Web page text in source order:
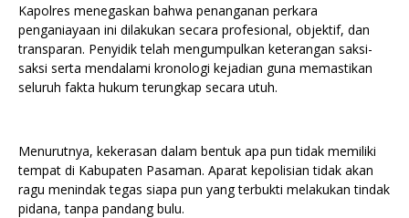
Kapolres menegaskan bahwa penanganan perkara
penganiayaan ini dilakukan secara profesional, objektif, dan
transparan. Penyidik telah mengumpulkan keterangan saksi-
saksi serta mendalami kronologi kejadian guna memastikan
seluruh fakta hukum terungkap secara utuh.
Menurutnya, kekerasan dalam bentuk apa pun tidak memiliki
tempat di Kabupaten Pasaman. Aparat kepolisian tidak akan
ragu menindak tegas siapa pun yang terbukti melakukan tindak
pidana, tanpa pandang bulu.